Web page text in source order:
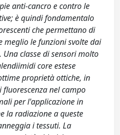
anti-cancro e contro le
è quindi fondamentalo
che permettano di
meglio le funzioni svolte dai
classe di sensori molto
core estese
proprietà ottiche, in
nel campo
per l'applicazione in
la radiazione a queste
i tessuti. La